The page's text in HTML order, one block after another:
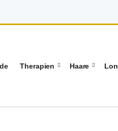
Therapien Haare